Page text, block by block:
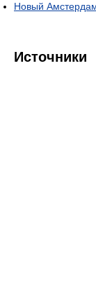
Новый
Источники